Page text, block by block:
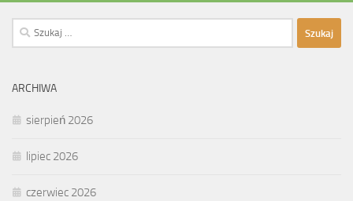
Szukaj:
ARCHIWA
sierpień 2026
lipiec 2026
czerwiec 2026